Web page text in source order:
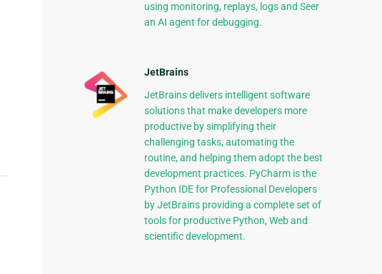
using monitoring, replays, logs and Seer
an AI agent for debugging.
JetBrains
JetBrains delivers intelligent software
solutions that make developers more
productive by simplifying their
challenging tasks, automating the
routine, and helping them adopt the best
development practices. PyCharm is the
Python IDE for Professional Developers
by JetBrains providing a complete set of
tools for productive Python, Web and
scientific development.